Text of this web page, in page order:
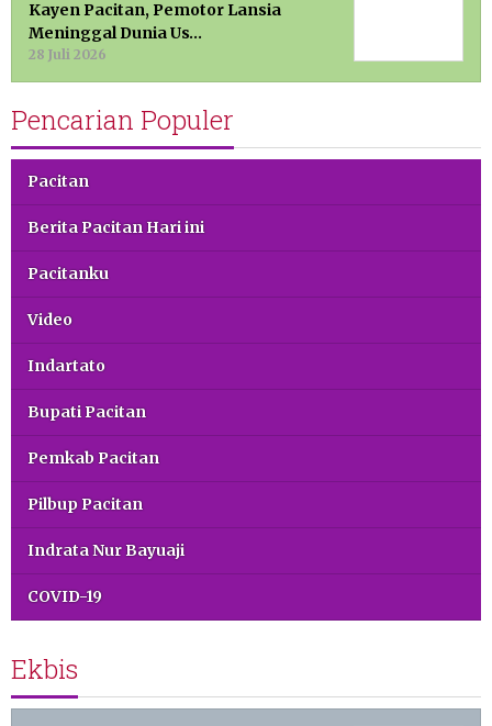
Kayen Pacitan, Pemotor Lansia
Meninggal Dunia Us…
28 Juli 2026
Pencarian Populer
Pacitan
Berita Pacitan Hari ini
Pacitanku
Video
Indartato
Bupati Pacitan
Pemkab Pacitan
Pilbup Pacitan
Indrata Nur Bayuaji
COVID-19
Ekbis